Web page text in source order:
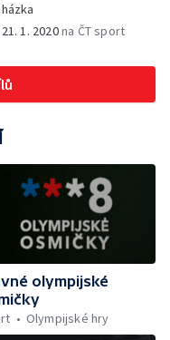
21. 1. 2020na ČT sport
olympijské
Olympijské hry